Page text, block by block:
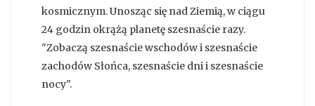
kosmicznym. Unosząc się nad Ziemią, w ciągu
24 godzin okrążą planetę szesnaście razy.
"Zobaczą szesnaście wschodów i szesnaście
zachodów Słońca, szesnaście dni i szesnaście
nocy".